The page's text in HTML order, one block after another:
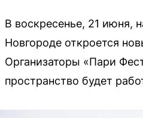
В воскресенье, 21 июня,
Новгороде откроется
Организаторы «Пари
пространство будет